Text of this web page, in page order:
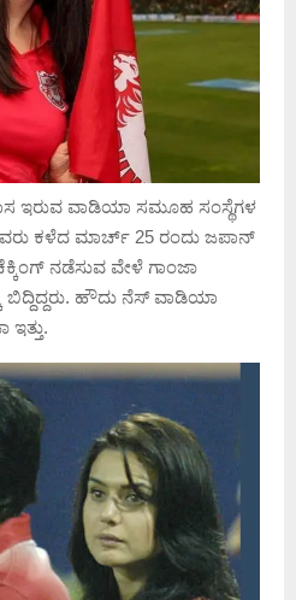
ಇರುವ ವಾಡಿಯಾ ಸಮೂಹ ಸಂಸ್ಥೆಗಳ
ಕಳೆದ ಮಾರ್ಚ್ 25 ರಂದು ಜಪಾನ್
ನಡೆಸುವ ವೇಳೆ ಗಾಂಜಾ
ಬಿದ್ದಿದ್ದರು. ಹೌದು ನೆಸ್ ವಾಡಿಯಾ
ಇತ್ತು.